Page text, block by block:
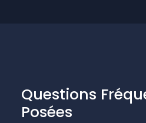
Questions
Posées